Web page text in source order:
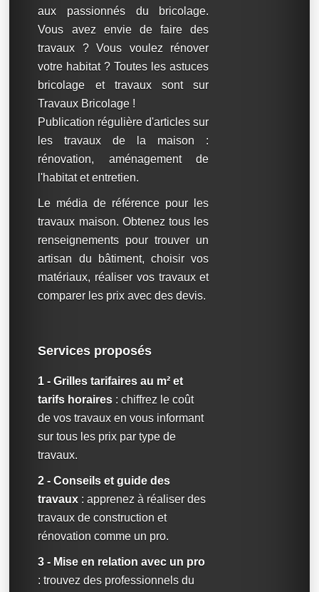
aux passionnés du bricolage.
Vous avez envie de faire des
travaux ? Vous voulez rénover
votre habitat ? Toutes les astuces
bricolage et travaux sont sur
Travaux Bricolage !
Publication régulière d'articles sur
les travaux de la maison :
rénovation, aménagement de
l'habitat et entretien.
Le média de référence pour les
travaux maison. Obtenez tous les
renseignements pour trouver un
artisan du bâtiment, choisir vos
matériaux, réaliser vos travaux et
comparer les prix avec des devis.
Services proposés
1 - Grilles tarifaires au m² et
tarifs horaires : chiffrez le coût
de vos travaux en vous informant
sur tous les prix par type de
travaux.
2 - Conseils et guide des
travaux : apprenez à réaliser des
travaux de construction et
rénovation comme un pro.
3 - Mise en relation avec un pro
: trouvez des professionnels du